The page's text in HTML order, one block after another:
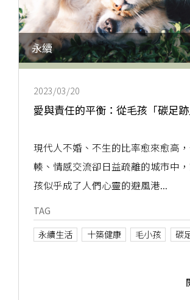
永續
2023/03/20
愛與責任的平衡：從毛孩「碳足
現代人不婚、不生的比率愈來愈高
輳、情感交流卻日益疏離的城市中
孩似乎成了人們心靈的避風港...
TAG
永續生活
十築健康 毛小孩 碳